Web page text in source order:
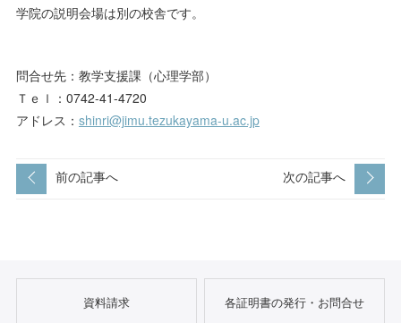
学院の説明会場は別の校舎です。
問合せ先：教学支援課（心理学部）
Ｔｅｌ：0742-41-4720
アドレス： shinri@jimu.tezukayama-u.ac.jp
前の記事へ 次の記事へ
資料請求 各証明書の発行・お問合せ